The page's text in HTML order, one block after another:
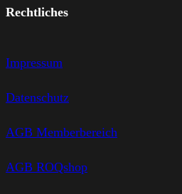
Rechtliches
Impressum
Datenschutz
AGB Memberbereich
AGB ROQshop